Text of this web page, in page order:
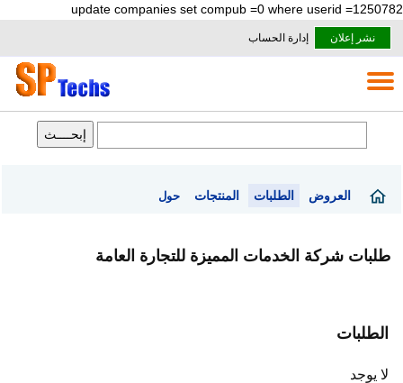
update companies set compub =0 where userid =1250782
نشر إعلان إدارة الحساب
العروض الطلبات المنتجات حول
طلبات شركة الخدمات المميزة للتجارة العامة
الطلبات
لا يوجد